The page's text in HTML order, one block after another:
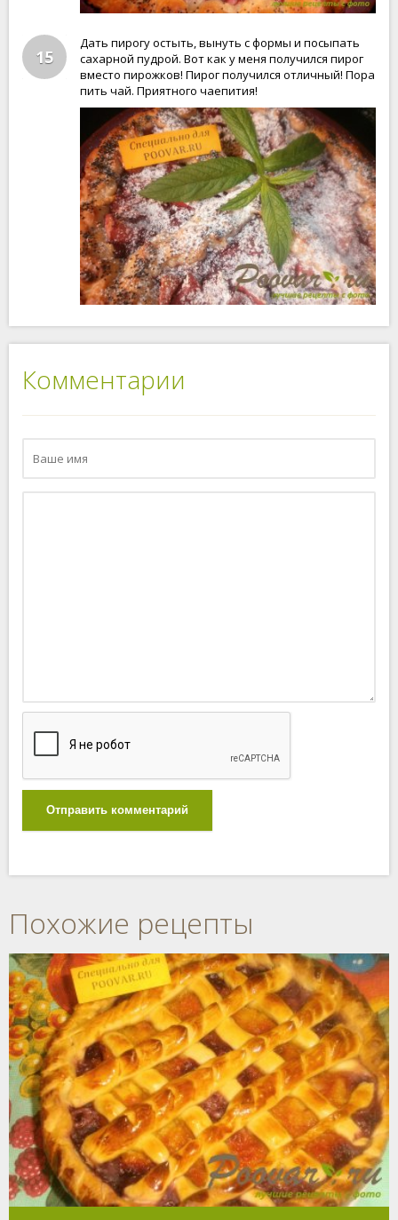
15
Дать пирогу остыть, вынуть с формы и посыпать
сахарной пудрой. Вот как у меня получился пирог
вместо пирожков! Пирог получился отличный! Пора
пить чай. Приятного чаепития!
Комментарии
Отправить комментарий
Похожие рецепты